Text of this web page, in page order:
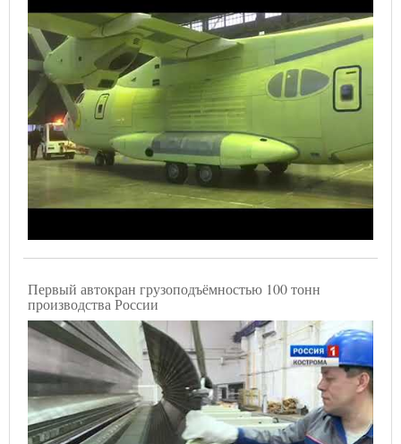
Первый автокран грузоподъёмностью 100 тонн
производства России